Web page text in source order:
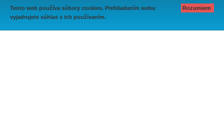
Tento web používa súbory cookies. Prehliadaním webu
vyjadrujete súhlas s ich používaním.
Rozumiem